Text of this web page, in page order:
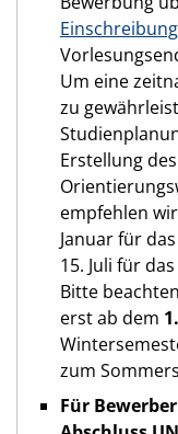
Um eine
zu
Erstellung
empfehlen
Januar für
15. Juli für
Bitte
erst ab dem
zum
Für